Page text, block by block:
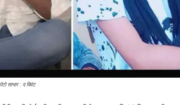
साभार : द क्विंट